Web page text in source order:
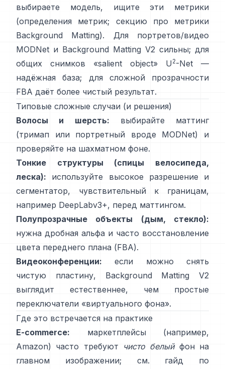
выбираете модель, ищите эти метрики
(определения метрик;
секцию про метрики
Background Matting). Для портретов/видео
MODNet и Background Matting V2 сильны; для
общих снимков «salient object»
U2-Net —
надёжная база; для сложной прозрачности
FBA даёт более чистый результат.
Типовые сложные случаи (и решения)
Волосы и шерсть: выбирайте маттинг
(тримап или портретный вроде
MODNet) и
проверяйте на шахматном фоне.
Тонкие структуры (спицы велосипеда,
леска): используйте высокое разрешение и
сегментатор, чувствительный к границам,
например DeepLabv3+, перед маттингом.
Полупрозрачные объекты (дым, стекло):
нужна дробная альфа и часто восстановление
цвета переднего плана (FBA).
Видеоконференции: если можно снять
чистую пластину,
Background Matting V2
выглядит естественнее, чем простые
переключатели «виртуального фона».
Где это встречается на практике
Е-commerce: маркетплейсы (например,
Amazon) часто требуют чисто белыйфон на
главном изображении; см.
гайд по